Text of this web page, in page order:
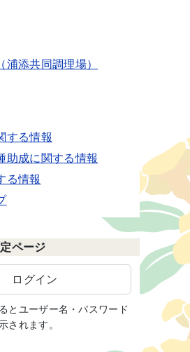
浦添共同調理場）
する情報
助成に関する情報
る情報
ページ
ログイン
とユーザー名・パスワード
されます。